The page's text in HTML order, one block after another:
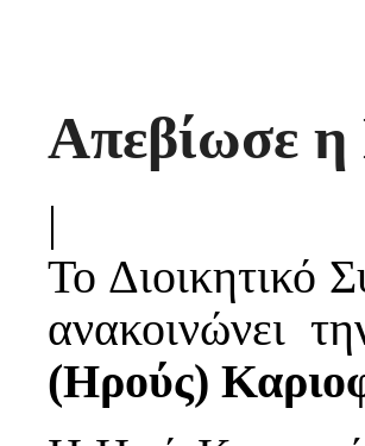
Απεβίωσε
|
Το Διοικητικό
ανακοινώνει
(Ηρούς)